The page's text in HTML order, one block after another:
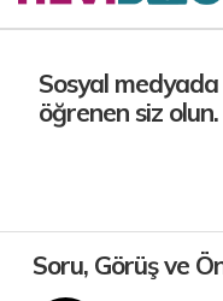
Sosyal
öğrenen siz olun.
Soru, Görüş ve